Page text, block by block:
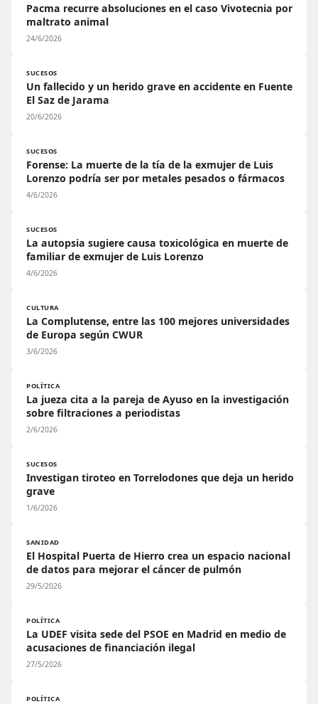
Pacma recurre absoluciones en el caso Vivotecnia por
maltrato animal
24/6/2026
SUCESOS
Un fallecido y un herido grave en accidente en Fuente
El Saz de Jarama
20/6/2026
SUCESOS
Forense: La muerte de la tía de la exmujer de Luis
Lorenzo podría ser por metales pesados o fármacos
4/6/2026
SUCESOS
La autopsia sugiere causa toxicológica en muerte de
familiar de exmujer de Luis Lorenzo
4/6/2026
CULTURA
La Complutense, entre las 100 mejores universidades
de Europa según CWUR
3/6/2026
POLÍTICA
La jueza cita a la pareja de Ayuso en la investigación
sobre filtraciones a periodistas
2/6/2026
SUCESOS
Investigan tiroteo en Torrelodones que deja un herido
grave
1/6/2026
SANIDAD
El Hospital Puerta de Hierro crea un espacio nacional
de datos para mejorar el cáncer de pulmón
29/5/2026
POLÍTICA
La UDEF visita sede del PSOE en Madrid en medio de
acusaciones de financiación ilegal
27/5/2026
POLÍTICA